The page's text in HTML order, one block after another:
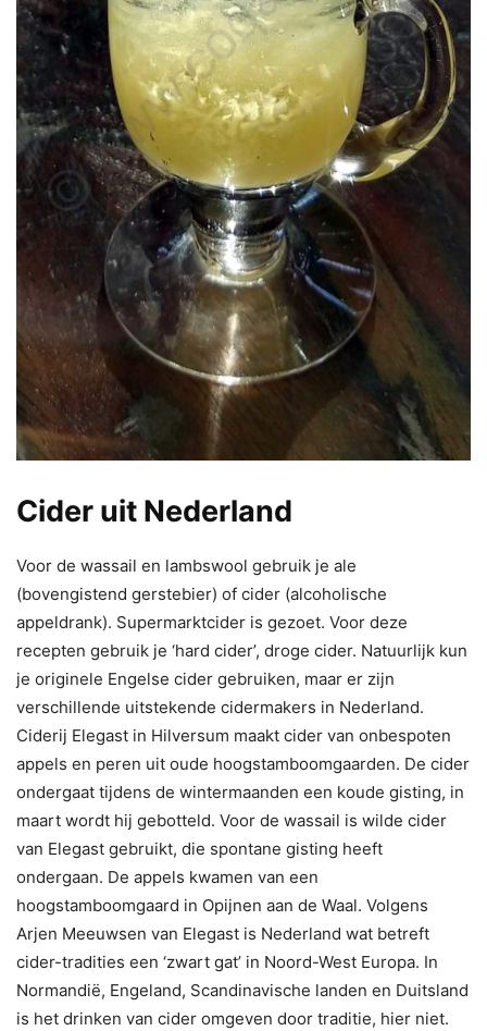
Cider uit Nederland
Voor de wassail en lambswool gebruik je ale
(bovengistend gerstebier) of cider (alcoholische
appeldrank). Supermarktcider is gezoet. Voor deze
recepten gebruik je ‘hard cider’, droge cider. Natuurlijk kun
je originele Engelse cider gebruiken, maar er zijn
verschillende uitstekende cidermakers in Nederland.
Ciderij Elegast in Hilversum maakt cider van onbespoten
appels en peren uit oude hoogstamboomgaarden. De cider
ondergaat tijdens de wintermaanden een koude gisting, in
maart wordt hij gebotteld. Voor de wassail is wilde cider
van Elegast gebruikt, die spontane gisting heeft
ondergaan. De appels kwamen van een
hoogstamboomgaard in Opijnen aan de Waal. Volgens
Arjen Meeuwsen van Elegast is Nederland wat betreft
cider-tradities een ‘zwart gat’ in Noord-West Europa. In
Normandië, Engeland, Scandinavische landen en Duitsland
is het drinken van cider omgeven door traditie, hier niet.